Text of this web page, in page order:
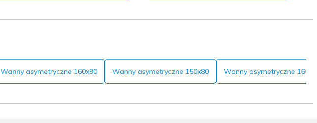
Wanny asymetryczne 160x90 Wanny asymetryczne 150x80 Wanny asymetryczne